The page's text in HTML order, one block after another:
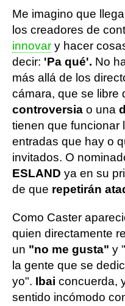
Me imagino que
los creadores de
innovar y hacer
decir: 'Pa qué'. No
más allá de los
cámara, que se libre
controversia o una
tienen que funcionar
entradas que hay o
invitados. O
ESLAND ya en su
de que repetirán
Como Caster
quien directamente
un "no me gusta" y
la gente que se
yo". Ibai concuerda,
sentido incómodo